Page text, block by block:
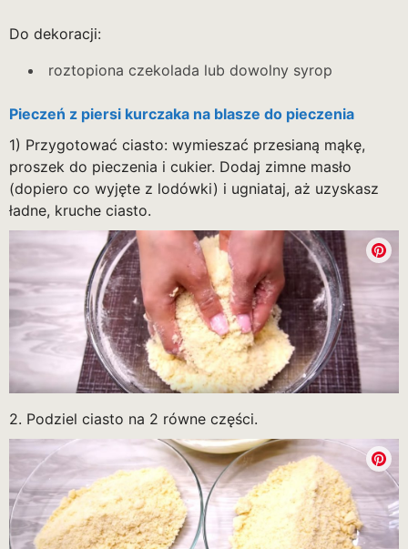
Do dekoracji:
roztopiona czekolada lub dowolny syrop
Pieczeń z piersi kurczaka na blasze do pieczenia
1) Przygotować ciasto: wymieszać przesianą mąkę,
proszek do pieczenia i cukier. Dodaj zimne masło
(dopiero co wyjęte z lodówki) i ugniataj, aż uzyskasz
ładne, kruche ciasto.
2. Podziel ciasto na 2 równe części.